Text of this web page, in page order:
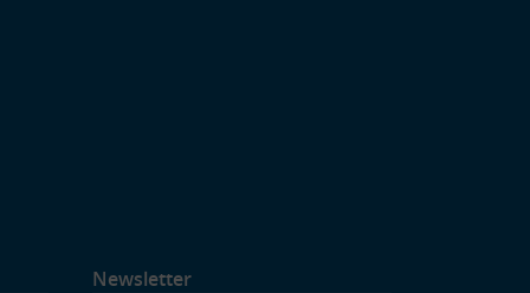
Newsletter